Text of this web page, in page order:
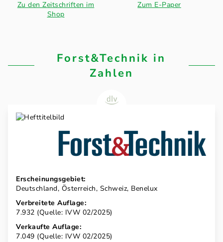
Zu den Zeitschriften im
Shop
Zum E-Paper
Forst&Technik in
Zahlen
Erscheinungsgebiet:
Deutschland, Österreich, Schweiz, Benelux
Verbreitete Auflage:
7.932 (Quelle: IVW 02/2025)
Verkaufte Auflage:
7.049 (Quelle: IVW 02/2025)